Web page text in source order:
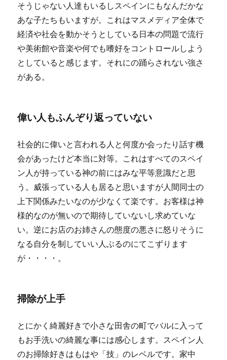
そうじゃない人達もいるしスペインにもなんだかな
あな子たちもいますが。これはマスメディア全体で
経済や社会を動かそうとしている日本の問題で流行
や美術館や音楽や何でも嗜好をコントロールしよう
としていると感じます。それにの踊らされない強さ
がある。
偉い人もふんぞり返っていない
社会的に偉いと言われる人と何度か会ったり話す機
会があったけど本当に対等。これはすべてのスペイ
ン人が持っている神の前にはみな平等意識だと思
う。威張っている人も居ると思いますが人間同士の
上下関係みたいなのが少なくて楽です。お客様は神
様的なのが無いので期待していないし求めていな
い。逆にお店のお姉さんの態度の悪さに怒りそうに
なる自分を制していい人ぶるのにてこずります
が・・・・。
掃除が上手
とにかく綺麗好きで小さな田舎の町でバルに入って
もお手洗いの綺麗な事には感心します。スペイン人
のお掃除好きはもはや「技」のレベルです。家中